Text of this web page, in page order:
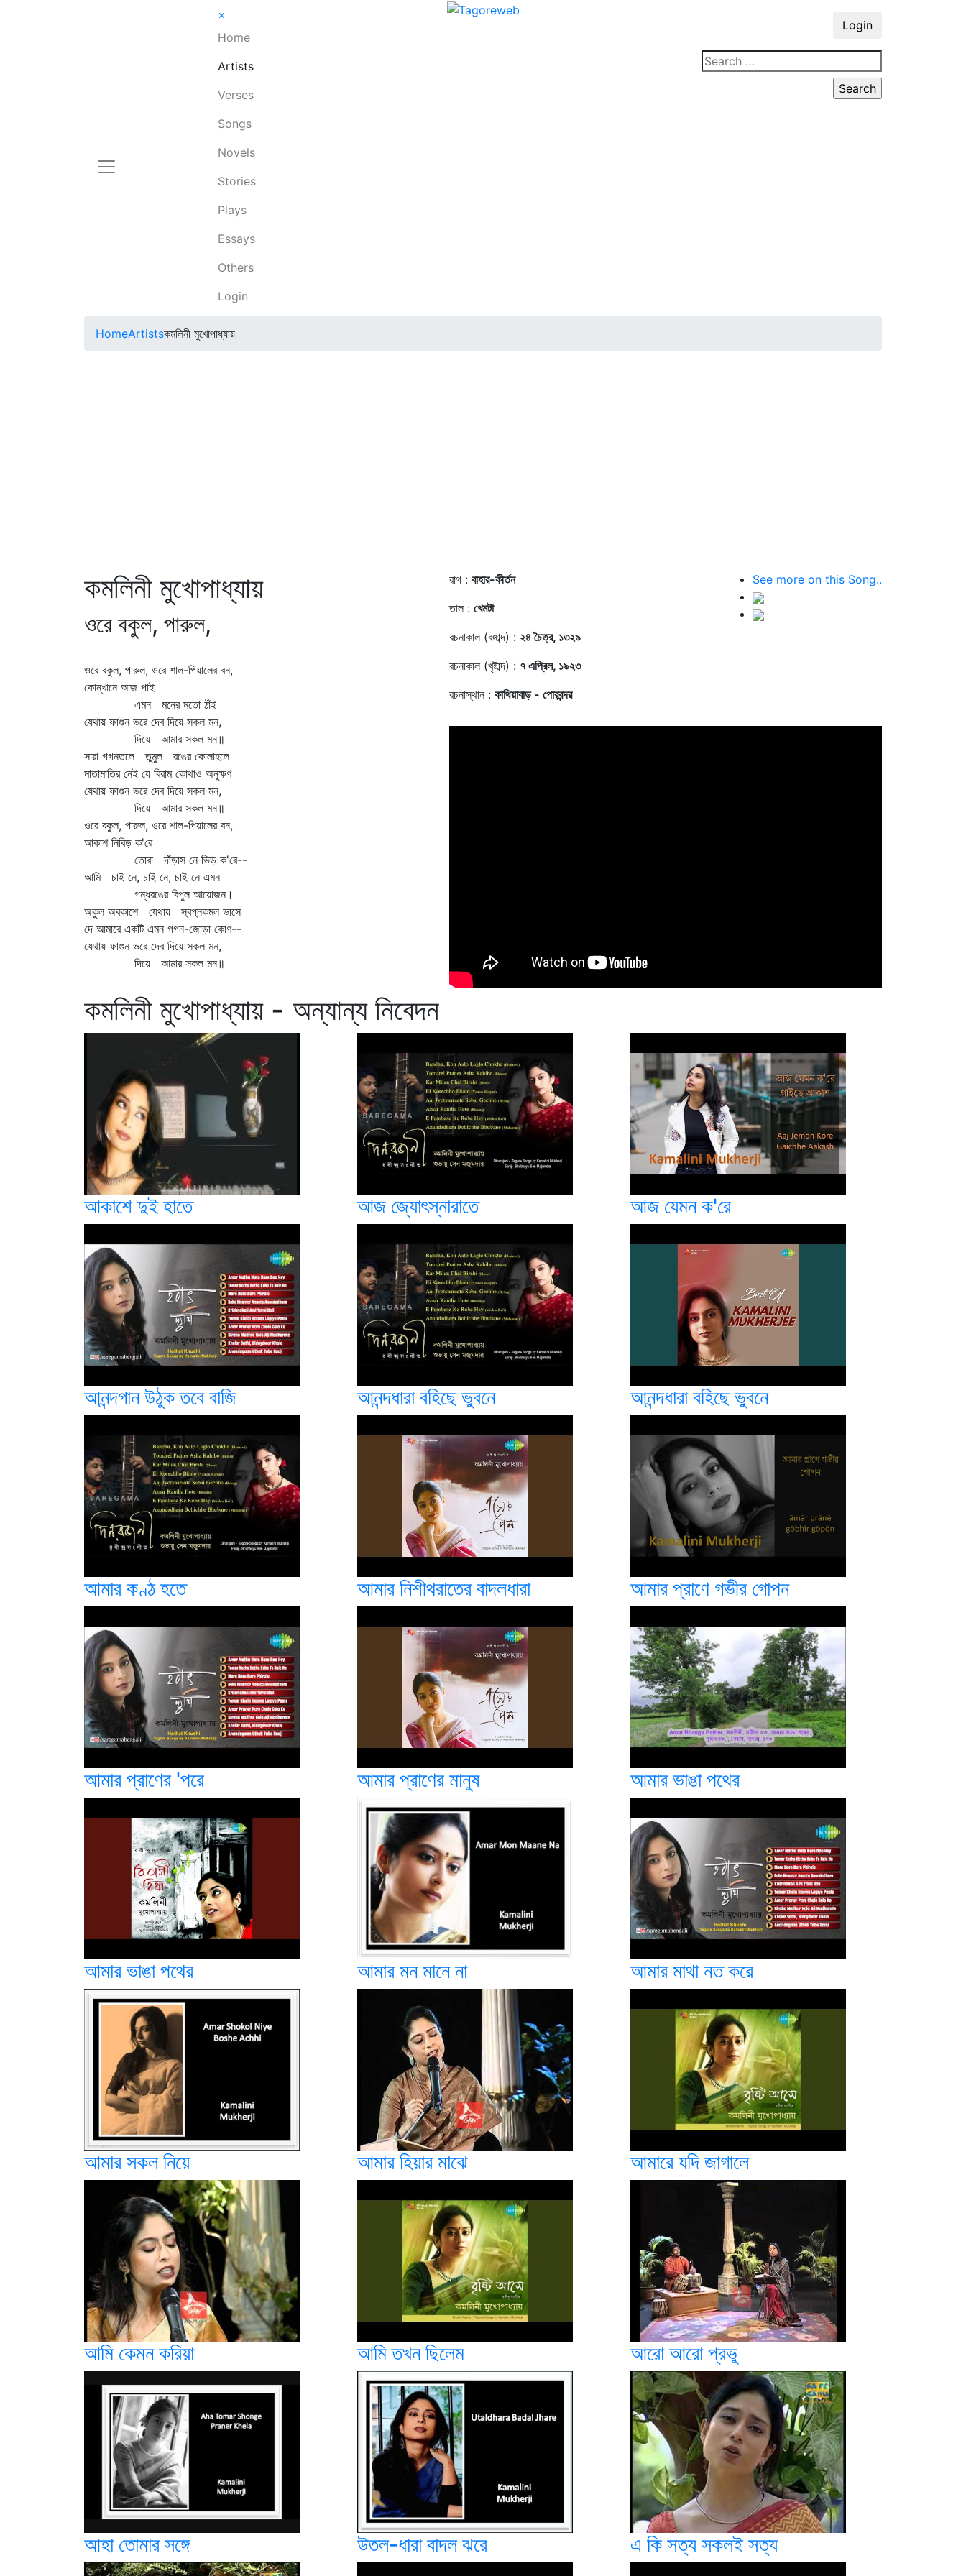
×
Home
Artists
Verses
Songs
Novels
Stories
Plays
Essays
Others
Login
Login
HomeArtistsকমলিনী মুখোপাধ্যায়
কমলিনী মুখোপাধ্যায়
ওরে বকুল, পারুল,
ওরে বকুল, পারুল, ওরে শাল-পিয়ালের বন,
কোন্‌খানে আজ পাই
এমন মনের মতো ঠাঁই
যেথায় ফাগুন ভরে দেব দিয়ে সকল মন,
দিয়ে আমার সকল মন॥
সারা গগনতলে তুমুল রঙের কোলাহলে
মাতামাতির নেই যে বিরাম কোথাও অনুক্ষণ
যেথায় ফাগুন ভরে দেব দিয়ে সকল মন,
দিয়ে আমার সকল মন॥
ওরে বকুল, পারুল, ওরে শাল-পিয়ালের বন,
আকাশ নিবিড় ক'রে
তোরা দাঁড়াস নে ভিড় ক'রে--
আমি চাই নে, চাই নে, চাই নে এমন
গন্ধরঙের বিপুল আয়োজন।
অকুল অবকাশে যেথায় স্বপ্নকমল ভাসে
দে আমারে একটি এমন গগন-জোড়া কোণ--
যেথায় ফাগুন ভরে দেব দিয়ে সকল মন,
দিয়ে আমার সকল মন॥
রাগ : বাহার-কীর্তন
তাল : খেমটা
রচনাকাল (বঙ্গাব্দ) : ২৪ চৈত্র, ১৩২৯
রচনাকাল (খৃষ্টাব্দ) : ৭ এপ্রিল, ১৯২৩
রচনাস্থান : কাথিয়াবাড় - পোরবন্দর
See more on this Song..
কমলিনী মুখোপাধ্যায় - অন্যান্য নিবেদন
আকাশে দুই হাতে আজ জ্যোৎস্নারাতে আজ যেমন ক'রে
আনন্দগান উঠুক তবে বাজি আনন্দধারা বহিছে ভুবনে আনন্দধারা বহিছে ভুবনে
আমার কণ্ঠ হতে আমার নিশীথরাতের বাদলধারা আমার প্রাণে গভীর গোপন
আমার প্রাণের 'পরে আমার প্রাণের মানুষ আমার ভাঙা পথের
আমার ভাঙা পথের আমার মন মানে না আমার মাথা নত করে
আমার সকল নিয়ে আমার হিয়ার মাঝে আমারে যদি জাগালে
আমি কেমন করিয়া আমি তখন ছিলেম আরো আরো প্রভু
আহা তোমার সঙ্গে উতল-ধারা বাদল ঝরে এ কি সত্য সকলই সত্য